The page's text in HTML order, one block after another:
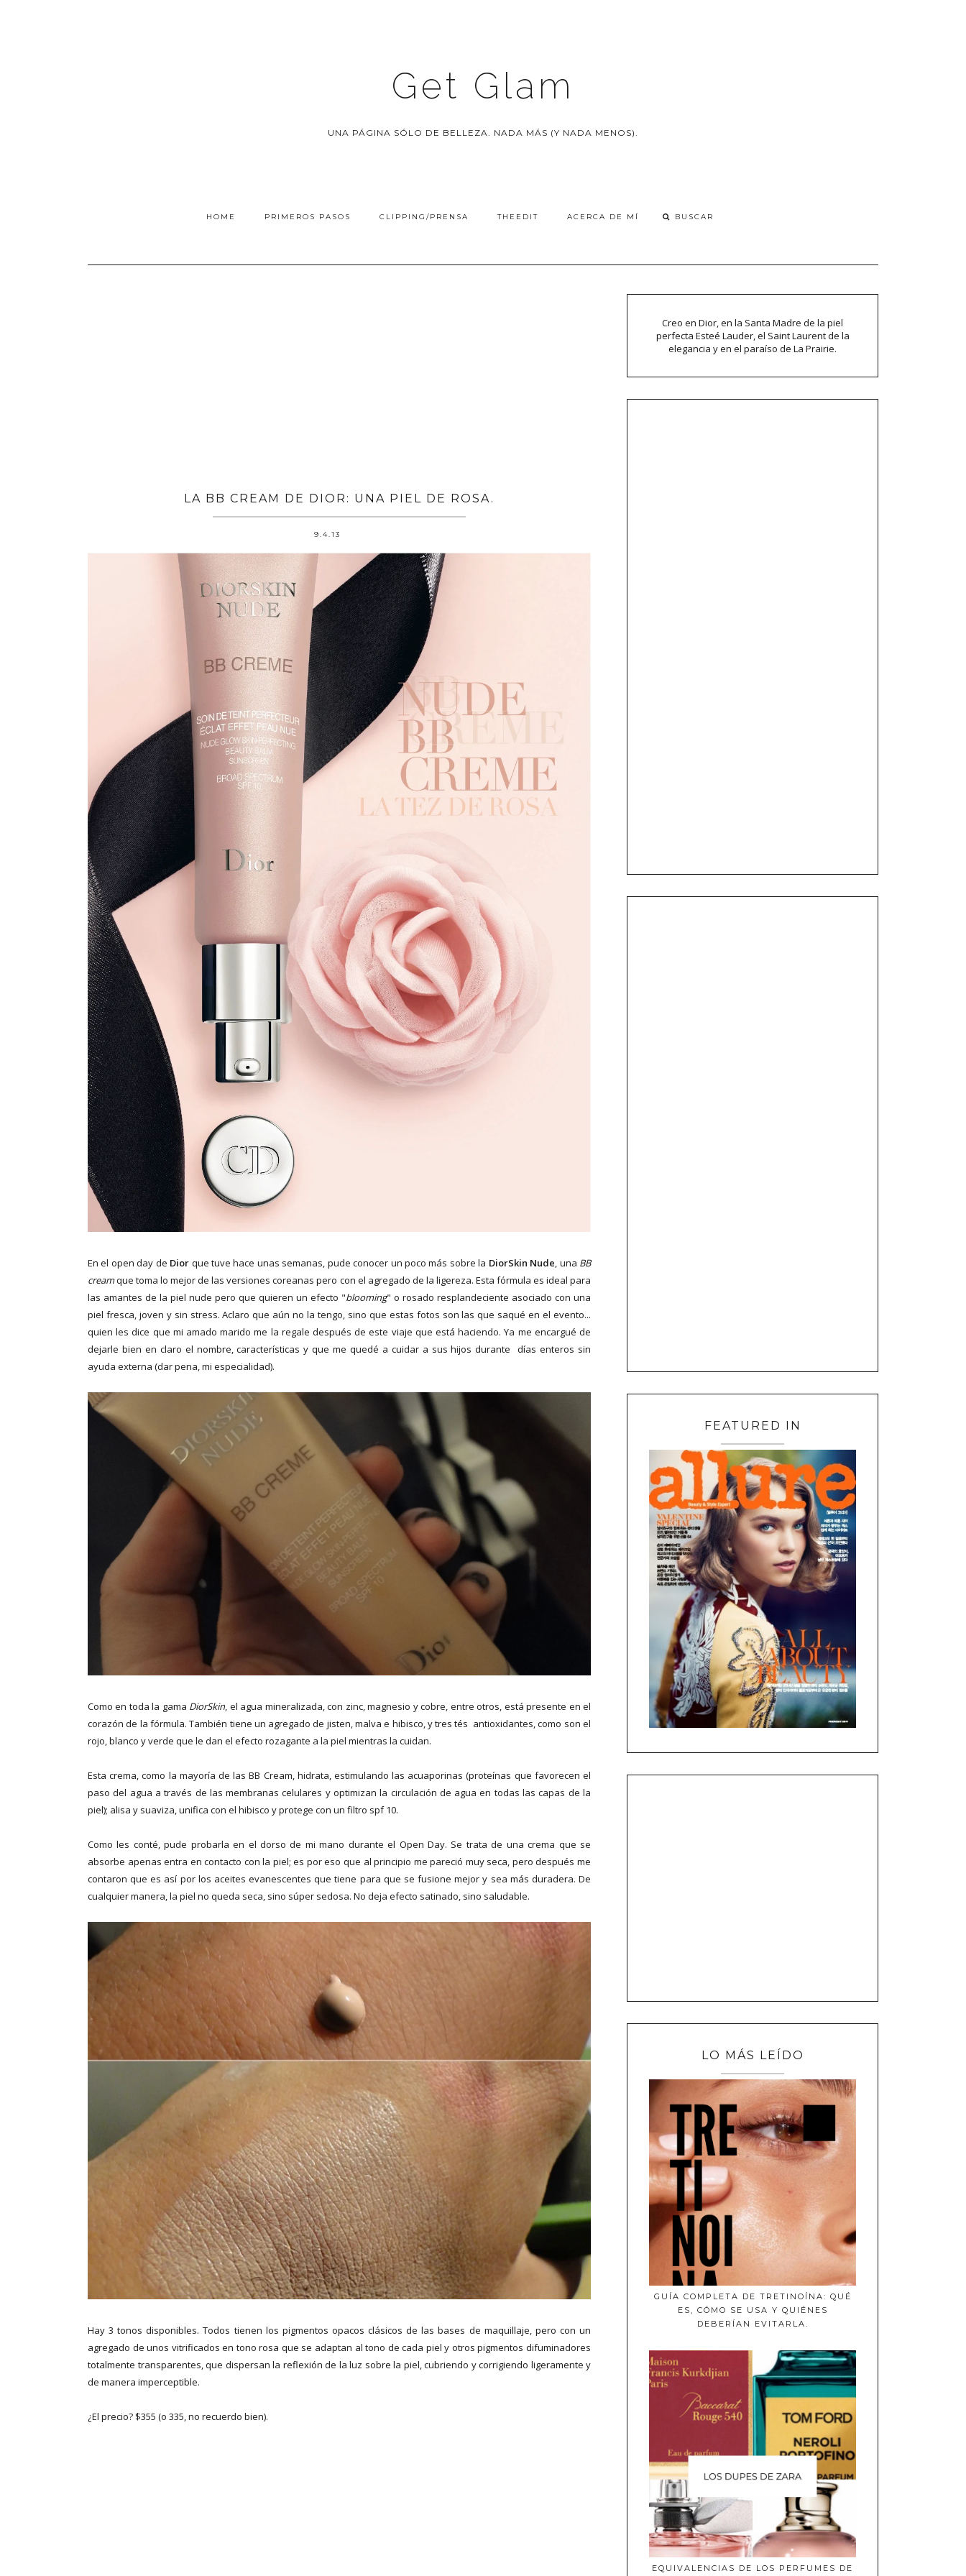
Get Glam
UNA PÁGINA SÓLO DE BELLEZA. NADA MÁS (Y NADA MENOS).
HOME PRIMEROS PASOS CLIPPING/PRENSA THEEDIT ACERCA DE MÍ
LA BB CREAM DE DIOR: UNA PIEL DE ROSA.
9.4.13
En el open day de Dior que tuve hace unas semanas, pude conocer un poco más sobre la DiorSkin Nude, una BB
creamque toma lo mejor de las versiones coreanas pero con el agregado de la ligereza. Esta fórmula es ideal para
las amantes de la piel nude pero que quieren un efecto "blooming" o rosado resplandeciente asociado con una
piel fresca, joven y sin stress. Aclaro que aún no la tengo, sino que estas fotos son las que saqué en el evento...
quien les dice que mi amado marido me la regale después de este viaje que está haciendo. Ya me encargué de
dejarle bien en claro el nombre, características y que me quedé a cuidar a sus hijos durante días enteros sin
ayuda externa (dar pena, mi especialidad).
Como en toda la gama DiorSkin, el agua mineralizada, con zinc, magnesio y cobre, entre otros, está presente en el
corazón de la fórmula. También tiene un agregado de jisten, malva e hibisco, y tres tés antioxidantes, como son el
rojo, blanco y verde que le dan el efecto rozagante a la piel mientras la cuidan.
Esta crema, como la mayoría de las BB Cream, hidrata, estimulando las acuaporinas (proteínas que favorecen el
paso del agua a través de las membranas celulares y optimizan la circulación de agua en todas las capas de la
piel); alisa y suaviza, unifica con el hibisco y protege con un filtro spf 10.
Como les conté, pude probarla en el dorso de mi mano durante el Open Day. Se trata de una crema que se
absorbe apenas entra en contacto con la piel; es por eso que al principio me pareció muy seca, pero después me
contaron que es así por los aceites evanescentes que tiene para que se fusione mejor y sea más duradera. De
cualquier manera, la piel no queda seca, sino súper sedosa. No deja efecto satinado, sino saludable.
Hay 3 tonos disponibles. Todos tienen los pigmentos opacos clásicos de las bases de maquillaje, pero con un
agregado de unos vitrificados en tono rosa que se adaptan al tono de cada piel y otros pigmentos difuminadores
totalmente transparentes, que dispersan la reflexión de la luz sobre la piel, cubriendo y corrigiendo ligeramente y
de manera imperceptible.
¿El precio? $355 (o 335, no recuerdo bien).
Creo en Dior, en la Santa Madre de la piel
perfecta Esteé Lauder, el Saint Laurent de la
elegancia y en el paraíso de La Prairie.
FEATURED IN
LO MÁS LEÍDO
GUÍA COMPLETA DE TRETINOÍNA: QUÉ
ES, CÓMO SE USA Y QUIÉNES
DEBERÍAN EVITARLA.
EQUIVALENCIAS DE LOS PERFUMES DE